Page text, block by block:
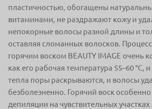
пластичностью, обогащены
витаминами, не раздражают кожу и
непокорные волосы разной длины и
оставляя сломанных волосков.
горячим воском BEAUTY IMAGE очень
как его рабочая температура 55–60 °С,
тепла поры раскрываются, и волосы
безболезненно. Горячий воск
депиляции на чувствительных участках